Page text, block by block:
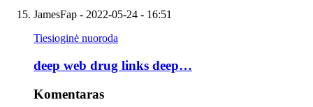
JamesFap - 2022-05-24 - 16:51
Tiesioginė nuoroda
deep web drug links deep…
Komentaras